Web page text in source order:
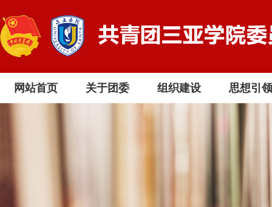
网站首页 关于团委 组织建设 思想引领